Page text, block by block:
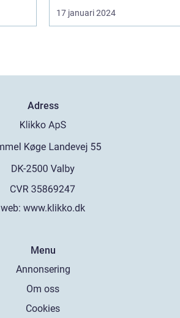
17 januari 2024
Adress
web: www.klikko.dk
Menu
Annonsering
Om oss
Cookies